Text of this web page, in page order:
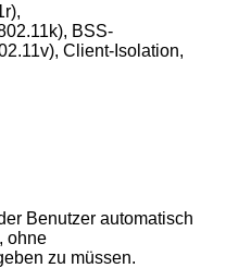
BSS-
Client-Isolation,
Benutzer automatisch
ohne
zu müssen.